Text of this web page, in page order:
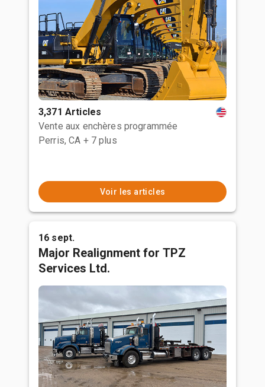
3,371 Articles
Vente aux enchères programmée
Perris, CA + 7 plus
Voir les articles
16 sept.
Major Realignment for TPZ
Services Ltd.